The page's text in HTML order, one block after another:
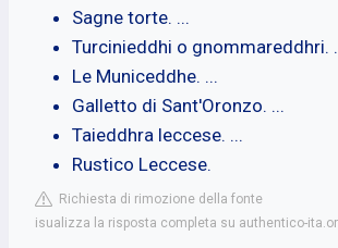
Sagne torte. ...
Turcinieddhi o gnommareddhri.
Le Municeddhe. ...
Galletto di Sant'Oronzo. ...
Taieddhra leccese. ...
Rustico Leccese.
Richiesta di rimozione della fonte
isualizza la risposta completa su authentico-